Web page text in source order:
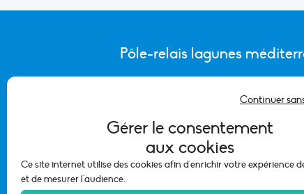
Gérer le consentement
aux cookies
Ce site internet utilise des cookies afin d'enrichir votre expérience
et de mesurer l'audience.
Continuer
Pôle-relais lagunes
CONTACTER L’ÉQUIPE DU PÔLE